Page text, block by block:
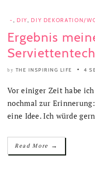
- , DIY, DIY DEKORATION/
Ergebnis
by THE INSPIRING LIFE 4
Vor einiger Zeit habe
nochmal zur
eine Idee. Ich würde
Read More →